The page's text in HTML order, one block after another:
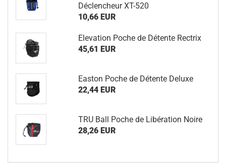
Déclencheur XT-520
10,66 EUR
Elevation Poche de Détente Rectrix
45,61 EUR
Easton Poche de Détente Deluxe
22,44 EUR
TRU Ball Poche de Libération Noire
28,26 EUR